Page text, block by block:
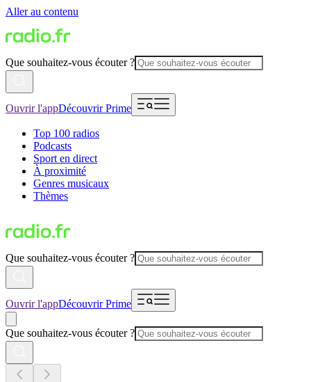
Aller au contenu
Que souhaitez-vous écouter ?
Ouvrir l'appDécouvrir Prime
Top 100 radios
Podcasts
Sport en direct
À proximité
Genres musicaux
Thèmes
Que souhaitez-vous écouter ?
Ouvrir l'appDécouvrir Prime
Que souhaitez-vous écouter ?